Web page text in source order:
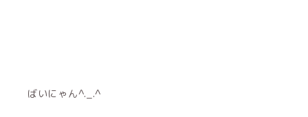
ばいにゃん^._.^